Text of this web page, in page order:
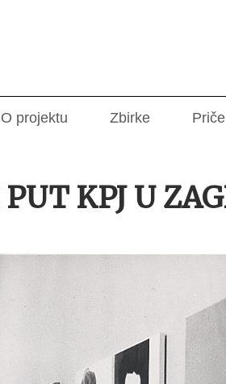
O projektu Zbirke Priče
KPJ U